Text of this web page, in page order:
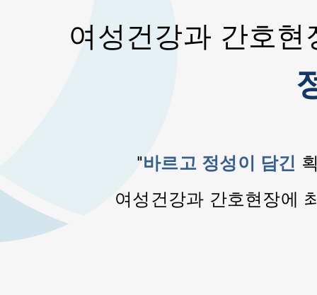
여성건강과 간호현
"바르고 정성이 담긴
여성건강과 간호현장에